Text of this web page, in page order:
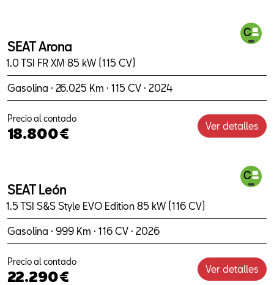
SEAT Arona
1.0 TSI FR XM 85 kW (115 CV)
Gasolina · 26.025 Km · 115 CV · 2024
Precio al contado
18.800€ Ver detalles
SEAT León
1.5 TSI S&S Style EVO Edition 85 kW (116 CV)
Gasolina · 999 Km · 116 CV · 2026
Precio al contado
22.290€ Ver detalles